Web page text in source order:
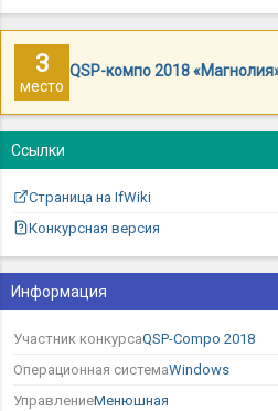
3
место
QSP-компо 2018
Ссылки
Страница на IfWiki
Конкурсная версия
Информация
Участник конкурсаQSP-Compo 2018
Операционная системаWindows
УправлениеМенюшная